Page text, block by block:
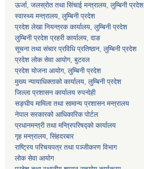
ऊर्जा, जलस्रोत तथा सिंचाई मन्त्रालय, लुम्बिनी प्रदेश
स्वास्थ्य मन्त्रालय, लुम्बिनी प्रदेश
प्रदेश लेखा नियन्त्रक कार्यालय, लुम्बिनी प्रदेश
लुम्बिनी प्रदेश प्रहरी कार्यालय, दाङ
सूचना तथा संचार प्रविधि प्रतिष्ठान, लुम्बिनी प्रदेश
प्रदेश लोक सेवा आयोग, बुटवल
प्रदेश योजना आयोग, लुम्बिनी प्रदेश
मुख्य न्यायाधिक्ताको कार्यालय, लुम्बिनी प्रदेश
जिल्ला प्रशासन कार्यालय रुपन्देही
सङ्घीय मामिला तथा सामान्य प्रशासन मन्त्रालय
नेपाल सरकारको आधिकारिक पोर्टल
प्रधानमन्त्री तथा मन्त्रिपरिषद्को कार्यालय
गृह मन्त्रालय, सिंहदरबार
राष्ट्रिय परिचयपत्र तथा पञ्जीकरण विभाग
लोक सेवा आयोग